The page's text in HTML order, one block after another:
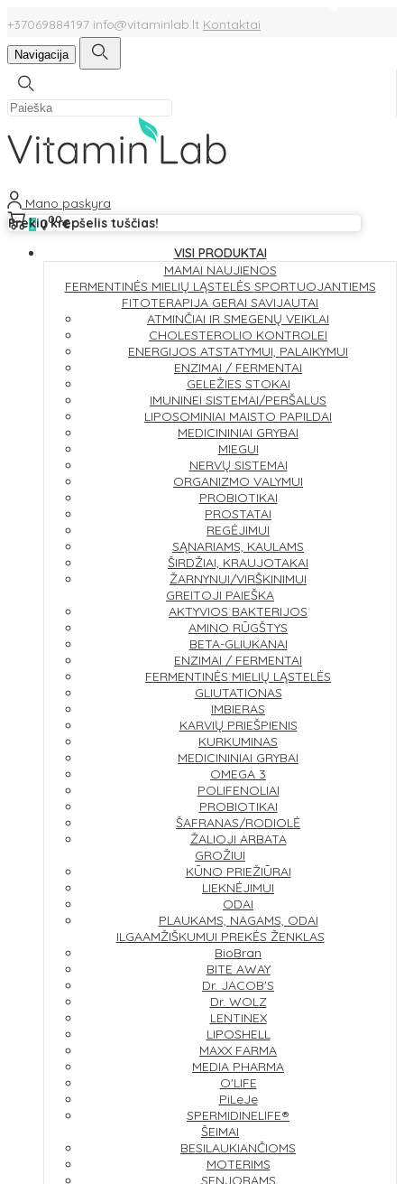
+37069884197 info@vitaminlab.lt Kontaktai
Navigacija
Mano paskyra
0 000€
Prekių krepšelis tuščias!
VISI PRODUKTAI
MAMAI NAUJIENOS
FERMENTINĖS MIELIŲ LĄSTELĖS SPORTUOJANTIEMS
FITOTERAPIJA GERAI SAVIJAUTAI
ATMINČIAI IR SMEGENŲ VEIKLAI
CHOLESTEROLIO KONTROLEI
ENERGIJOS ATSTATYMUI, PALAIKYMUI
ENZIMAI / FERMENTAI
GELEŽIES STOKAI
IMUNINEI SISTEMAI/PERŠALUS
LIPOSOMINIAI MAISTO PAPILDAI
MEDICININIAI GRYBAI
MIEGUI
NERVŲ SISTEMAI
ORGANIZMO VALYMUI
PROBIOTIKAI
PROSTATAI
REGĖJIMUI
SĄNARIAMS, KAULAMS
ŠIRDŽIAI, KRAUJOTAKAI
ŽARNYNUI/VIRŠKINIMUI
GREITOJI PAIEŠKA
AKTYVIOS BAKTERIJOS
AMINO RŪGŠTYS
BETA-GLIUKANAI
ENZIMAI / FERMENTAI
FERMENTINĖS MIELIŲ LĄSTELĖS
GLIUTATIONAS
IMBIERAS
KARVIŲ PRIEŠPIENIS
KURKUMINAS
MEDICININIAI GRYBAI
OMEGA 3
POLIFENOLIAI
PROBIOTIKAI
ŠAFRANAS/RODIOLĖ
ŽALIOJI ARBATA
GROŽIUI
KŪNO PRIEŽIŪRAI
LIEKNĖJIMUI
ODAI
PLAUKAMS, NAGAMS, ODAI
ILGAAMŽIŠKUMUI PREKĖS ŽENKLAS
BioBran
BITE AWAY
Dr. JACOB'S
Dr. WOLZ
LENTINEX
LIPOSHELL
MAXX FARMA
MEDIA PHARMA
O'LIFE
PiLeJe
SPERMIDINELIFE®
ŠEIMAI
BESILAUKIANČIOMS
MOTERIMS
SENJORAMS